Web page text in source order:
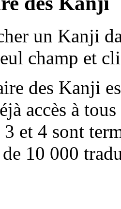
un Kanji
champ et
des Kanji
accès à
3 et 4 sont
de 10 000